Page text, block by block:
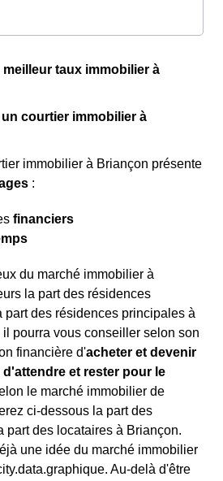
taux immobilier à
courtier immobilier à
immobilier à Briançon présente
:
financiers
du marché immobilier à
la part des résidences
part des résidences principales à
il pourra vous conseiller selon son
financière d'acheter et devenir
et rester pour le
le marché immobilier de
ci-dessous la part des
part des locataires à Briançon.
une idée du marché immobilier
Au-delà d'être